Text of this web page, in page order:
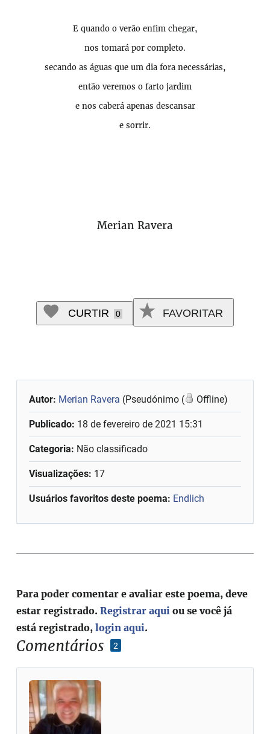
E quando o verão enfim chegar,
nos tomará por completo.
secando as águas que um dia fora necessárias,
então veremos o farto jardim
e nos caberá apenas descansar
e sorrir.
Merian Ravera
CURTIR 0 FAVORITAR
Autor: Merian Ravera (Pseudónimo ( Offline)
Publicado: 18 de fevereiro de 2021 15:31
Categoria: Não classificado
Visualizações: 17
Usuários favoritos deste poema: Endlich
Comentários 2
Para poder comentar e avaliar este poema, deve
estar registrado.Registrar aqui ou se você já
está registrado,login aqui.